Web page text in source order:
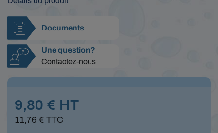
Documents
Une question?
Contactez-nous
9,80 € HT
11,76 € TTC